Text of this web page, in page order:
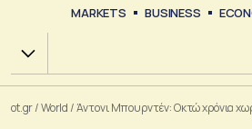
MARKETS BUSINESS
Χ.Α.
ot.gr/World /Άντονι Μπουρντέν: Οκτώ χρόνια